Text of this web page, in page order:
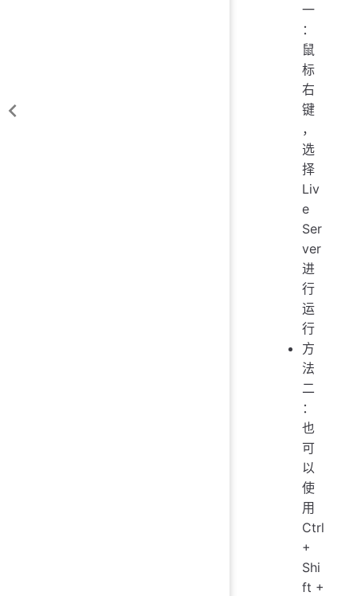
一
：
鼠
标
右
键
，
选
择
Liv
e
Ser
ver
进
行
运
行
方
法
二
：
也
可
以
使
用
Ctrl
+
Shi
ft +